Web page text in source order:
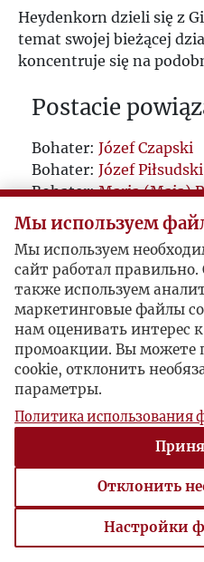
Heydenkorn dzieli się z
temat swojej bieżącej
koncentruje się na
Postacie
Bohater: Józef Czapski
Bohater: Józef Piłsudski
Bohater:Maria (Maja)
Witold Jedlicki
Bohater:Wincenty
Bohater:Roman
Bohater:Władysław
Мы используем
Мы используем
сайт работал
также используем
маркетинговые файлы
нам оценивать интерес
промоакции. Вы можете
cookie, отклонить
параметры.
Политика использования
Отклонить
Настройки
Настройки файлов cookie